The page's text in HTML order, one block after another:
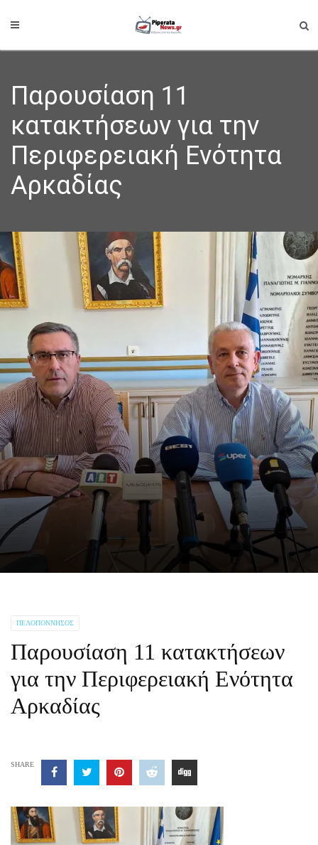
Παρουσίαση 11
κατακτήσεων για την
Περιφερειακή Ενότητα
Αρκαδίας
ΠΕΛΟΠΌΝΝΗΣΟΣ
Παρουσίαση 11 κατακτήσεων
για την Περιφερειακή Ενότητα
Αρκαδίας
SHARE